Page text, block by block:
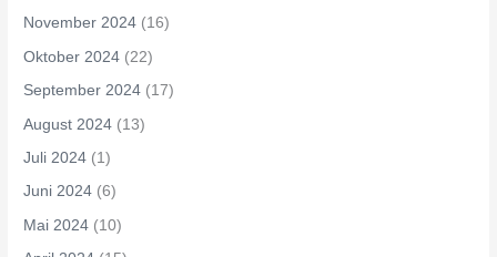
November 2024 (16)
Oktober 2024 (22)
September 2024 (17)
August 2024 (13)
Juli 2024 (1)
Juni 2024 (6)
Mai 2024 (10)